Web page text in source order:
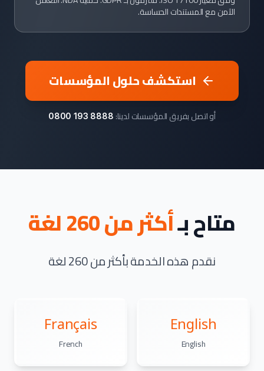
الآمن مع المستندات الحساسة.
استكشف حلول المؤسسات
أو اتصل بفريق المؤسسات لدينا: 0800 193 8888
متاح بـأكثر من 260 لغة
نقدم هذه الخدمة بأكثر من 260 لغة
English
English
Français
French